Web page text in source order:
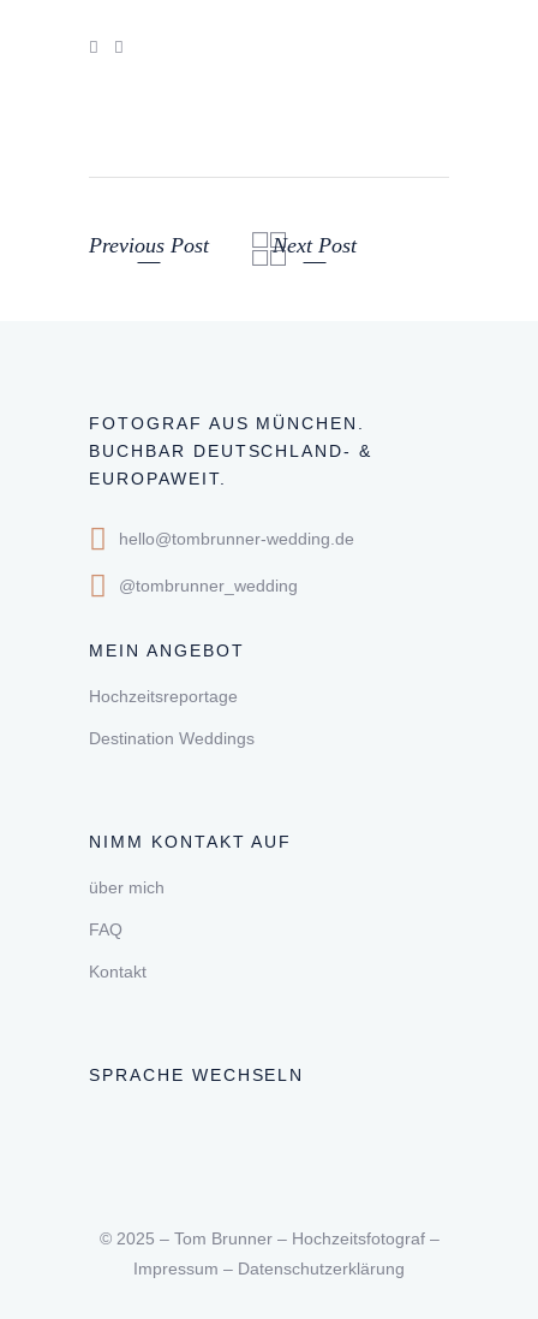
Previous Post Next Post
FOTOGRAF AUS MÜNCHEN.
BUCHBAR DEUTSCHLAND- &
EUROPAWEIT.
hello@tombrunner-wedding.de
@tombrunner_wedding
MEIN ANGEBOT
Hochzeitsreportage
Destination Weddings
NIMM KONTAKT AUF
über mich
FAQ
Kontakt
SPRACHE WECHSELN
© 2025 – Tom Brunner – Hochzeitsfotograf –
Impressum – Datenschutzerklärung